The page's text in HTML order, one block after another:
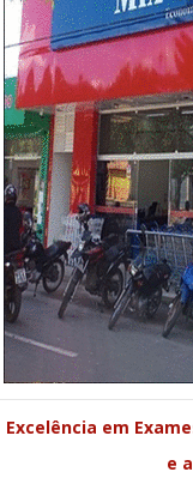
Excelência em
e